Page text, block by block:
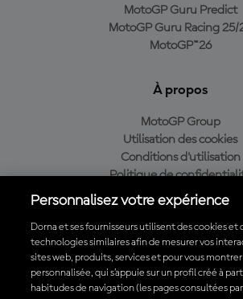
MotoGP Guru Predict
MotoGP Guru Racing 25/
MotoGP™26
À propos
MotoGP Group
Utilisation des cookies
Conditions d'utilisation
Politique de
Politique d’achat
Télécharger l'appli officielle du
Personnalisez votre expérience
Dorna et ses fournisseurs utilisent des cookies et
technologies similaires afin de mesurer vos
sites web, produits, services et pour vous
personnalisée, qui s’appuie sur un profil créé à
habitudes de navigation (les pages consultées